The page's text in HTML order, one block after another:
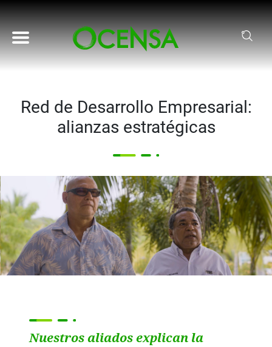
Pasar al contenido principal
Red de Desarrollo Empresarial:
alianzas estratégicas
Nuestros aliados explican la